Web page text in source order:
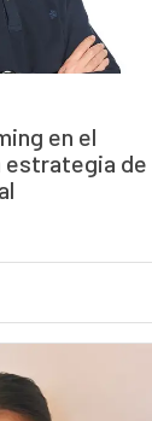
en el
estrategia de